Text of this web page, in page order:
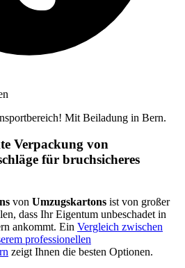
Mit Beiladung in Bern⁠.
Verpackung von
für bruchsicheres
von Umzugskartons ist von großer
dass Ihr Eigentum unbeschadet in
ankommt. Ein Vergleich zwischen
professionellen
zeigt Ihnen die besten Optionen.